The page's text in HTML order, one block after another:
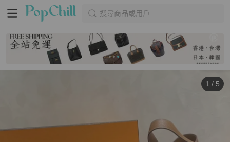
搜尋商品或用戶
1 / 5